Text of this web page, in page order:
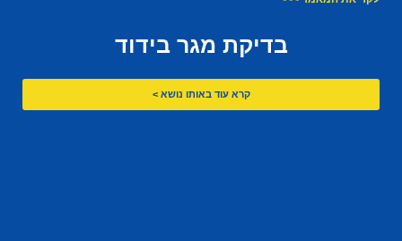
בדיקת מגר בידוד
קרא עוד באותו נושא >